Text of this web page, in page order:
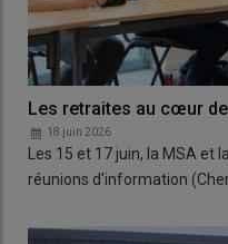
Les retraites au cœur
18 juin 2026
Les 15 et 17 juin, la MSA et
réunions d'information